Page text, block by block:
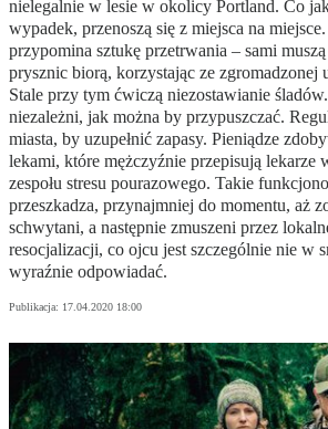
nielegalnie w lesie w okolicy Portland. Co
wypadek, przenoszą się z miejsca na
przypomina sztukę przetrwania – sami
prysznic biorą, korzystając ze zgromadzonej
Stale przy tym ćwiczą niezostawianie
niezależni, jak można by przypuszczać.
miasta, by uzupełnić zapasy. Pieniądze
lekami, które mężczyźnie przepisują lekarze
zespołu stresu pourazowego. Takie
przeszkadza, przynajmniej do momentu, aż
schwytani, a następnie zmuszeni przez
resocjalizacji, co ojcu jest szczególnie nie w
wyraźnie odpowiadać.
Publikacja: 17.04.2020 18:00